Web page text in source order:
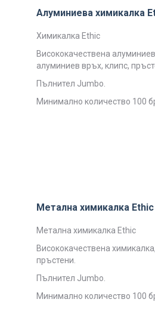
Алуминиева химикалка
Химикалка Ethic
Висококачествена
алуминиев връх, клипс,
Пълнител Jumbo.
Минимално количество 100
Метална химикалка Ethic
Метална химикалка Ethic
Висококачествена
пръстени.
Пълнител Jumbo.
Минимално количество 100